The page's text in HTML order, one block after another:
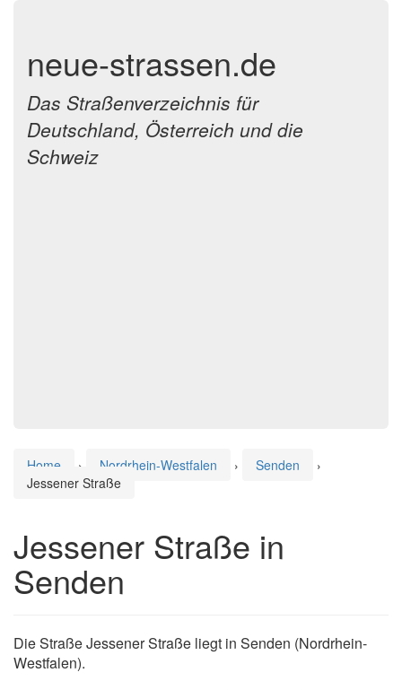
neue-strassen.de
Das Straßenverzeichnis für
Deutschland, Österreich und die
Schweiz
Home › Nordrhein-Westfalen › Senden
›
Jessener Straße
Jessener Straße in
Senden
Die Straße Jessener Straße liegt in Senden (Nordrhein-
Westfalen).